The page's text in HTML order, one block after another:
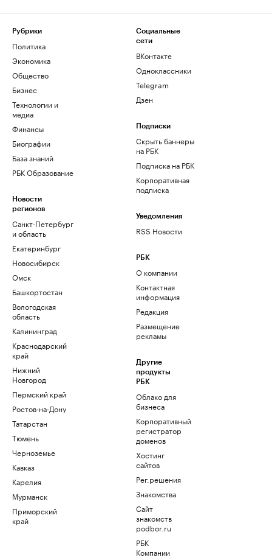
Рубрики
Политика
Экономика
Общество
Бизнес
Технологии и
медиа
Финансы
Биографии
База знаний
РБК Образование
Новости
регионов
Санкт-Петербург
и область
Екатеринбург
Новосибирск
Омск
Башкортостан
Вологодская
область
Калининград
Краснодарский
край
Нижний
Новгород
Пермский край
Ростов-на-Дону
Татарстан
Тюмень
Черноземье
Кавказ
Карелия
Мурманск
Приморский
край
Социальные
сети
ВКонтакте
Одноклассники
Telegram
Дзен
Подписки
Скрыть баннеры
на РБК
Подписка на РБК
Корпоративная
подписка
Уведомления
RSS Новости
РБК
О компании
Контактная
информация
Редакция
Размещение
рекламы
Другие
продукты
РБК
Облако для
бизнеса
Корпоративный
регистратор
доменов
Хостинг
сайтов
Рег.решения
Знакомства
Сайт
знакомств
podbor.ru
РБК
Компании